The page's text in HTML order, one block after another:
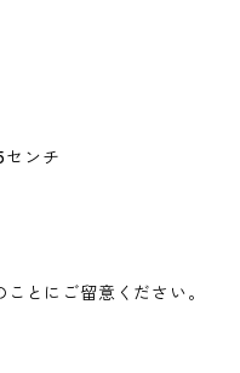
センチ
とにご留意ください。